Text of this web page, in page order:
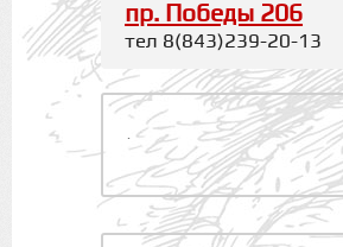
пр. Победы 206
тел 8(843)239-20-13
.